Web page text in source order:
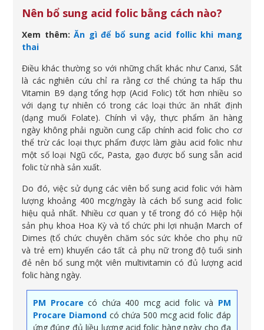
Nên bổ sung acid folic bằng cách nào?
Xem thêm:Ăn gì để bổ sung acid follic khi mang
thai
Điều khác thường so với những chất khác như Canxi, Sắt
là các nghiên cứu chỉ ra rằng cơ thể chúng ta hấp thu
Vitamin B9 dạng tổng hợp (Acid Folic) tốt hơn nhiều so
với dạng tự nhiên có trong các loại thức ăn nhất định
(dạng muối Folate). Chính vì vậy, thực phẩm ăn hàng
ngày không phải nguồn cung cấp chính acid folic cho cơ
thể trừ các loại thực phẩm được làm giàu acid folic như
một số loại Ngũ cốc, Pasta, gạo được bổ sung sẵn acid
folic từ nhà sản xuất.
Do đó, việc sử dụng các viên bổ sung acid folic với hàm
lượng khoảng 400 mcg/ngày là cách bổ sung acid folic
hiệu quả nhất. Nhiều cơ quan y tế trong đó có Hiệp hội
sản phụ khoa Hoa Kỳ và tổ chức phi lợi nhuận March of
Dimes (tổ chức chuyên chăm sóc sức khỏe cho phụ nữ
và trẻ em) khuyến cáo tất cả phụ nữ trong độ tuổi sinh
đẻ nên bổ sung một viên multivitamin có đủ lượng acid
folic hàng ngày.
PM Procare có chứa 400 mcg acid folic và PM
Procare Diamond có chứa 500 mcg acid folic đáp
ứng đúng đủ liều lượng acid folic hàng ngày cho đa